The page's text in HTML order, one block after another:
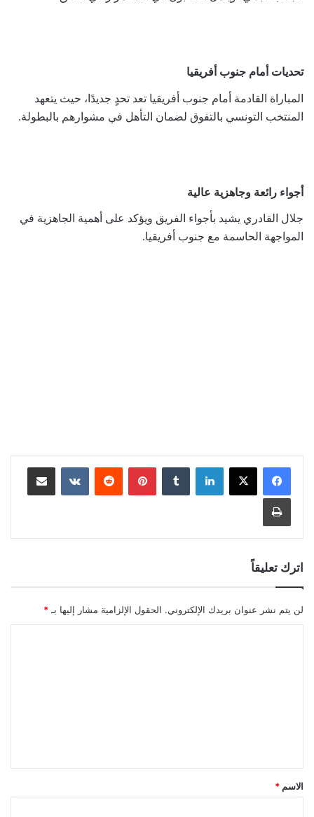
تحديات أمام جنوب أفريقيا
المباراة القادمة أمام جنوب أفريقيا تعد تحدٍ جديدًا، حيث يتعهد
المنتخب التونسي بالتفوق لضمان التأهل في مشوارهم بالبطولة.
أجواء رائعة وجاهزية عالية
جلال القادري يشيد بأجواء الفريق ويؤكد على أهمية الجاهزية في
المواجهة الحاسمة مع جنوب أفريقيا.
لينكدإن بينتيريست مشاركة عبر البريد
طباعة
اترك تعليقاً
لن يتم نشر عنوان بريدك الإلكتروني. الحقول الإلزامية مشار إليها بـ *
*
الاسم *